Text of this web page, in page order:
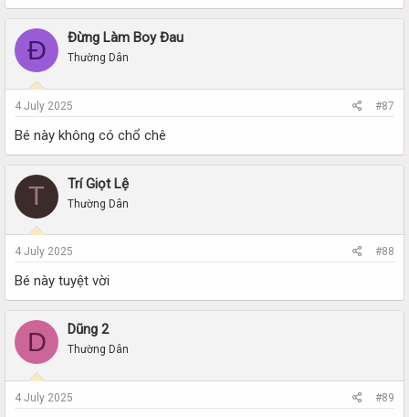
Đ Đừng Làm Boy Đau
Thường Dân
4 July 2025 #87
Bé này không có chổ chê
T Trí Giọt Lệ
Thường Dân
4 July 2025 #88
Bé này tuyệt vời
D Dũng 2
Thường Dân
4 July 2025 #89